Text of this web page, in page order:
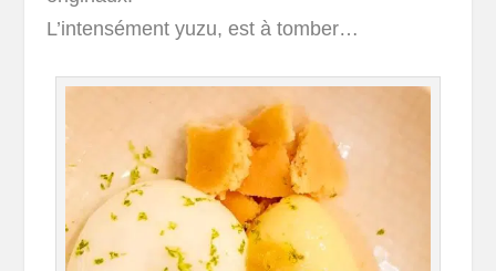
L’intensément yuzu, est à tomber…